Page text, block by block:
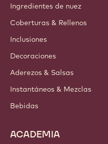
Ingredientes de nuez
Coberturas & Rellenos
Inclusiones
Decoraciones
Aderezos & Salsas
Instantáneos & Mezclas
Bebidas
ACADEMIA